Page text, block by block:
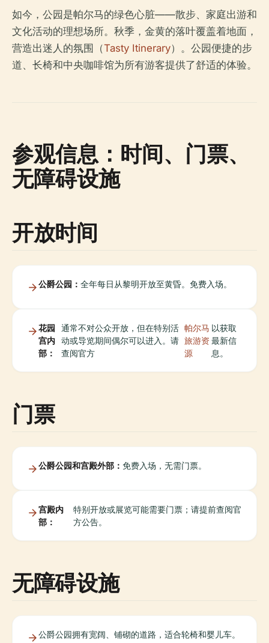
如今，公园是帕尔马的绿色心脏——散步、家庭出游和
文化活动的理想场所。秋季，金黄的落叶覆盖着地面，
营造出迷人的氛围（Tasty Itinerary）。公园便捷的步
道、长椅和中央咖啡馆为所有游客提供了舒适的体验。
参观信息：时间、门票、
无障碍设施
开放时间
公爵公园： 全年每日从黎明开放至黄昏。免费入场。
花园
宫内
部：
通常不对公众开放，但在特别活
动或导览期间偶尔可以进入。请
查阅官方
帕尔马
旅游资
源
以获取
最新信
息。
门票
公爵公园和宫殿外部： 免费入场，无需门票。
宫殿内
部：
特别开放或展览可能需要门票；请提前查阅官
方公告。
无障碍设施
公爵公园拥有宽阔、铺砌的道路，适合轮椅和婴儿车。